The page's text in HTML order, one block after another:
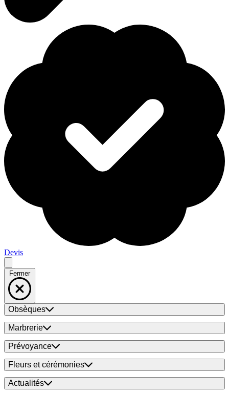
Devis
Fermer
Obsèques
Marbrerie
Prévoyance
Fleurs et cérémonies
Actualités